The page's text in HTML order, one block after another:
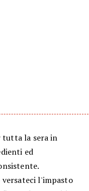
tutta la sera in
ed
l'impasto